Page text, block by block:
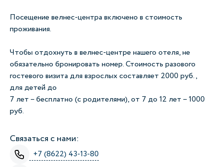
Посещение велнес-центра включено в стоимость
проживания.
Чтобы отдохнуть в велнес-центре нашего отеля, не
обязательно бронировать номер. Стоимость разового
гостевого визита для взрослых составляет 2000 руб.,
для детей до
7 лет – бесплатно (с родителями), от 7 до 12 лет – 1000
руб.
Связаться с нами:
+7 (8622) 43-13-80